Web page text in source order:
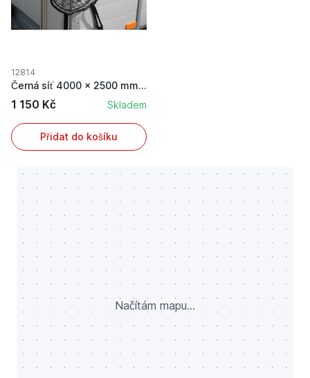
12814
Černá síť 4000 x 2500 mm k zajištění nákladu pr...
1 150 Kč Skladem
Přidat do košíku
Načítám mapu...